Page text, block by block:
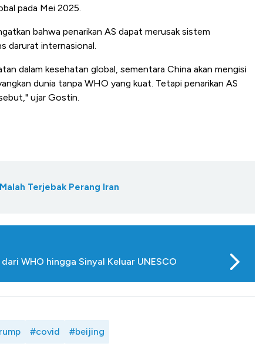
pada Mei 2025.
bahwa penarikan AS dapat merusak sistem
darurat internasional.
dalam kesehatan global, sementara China akan mengisi
dunia tanpa WHO yang kuat. Tetapi penarikan AS
ujar Gostin.
Terjebak Perang Iran
WHO hingga Sinyal Keluar UNESCO
#covid #beijing